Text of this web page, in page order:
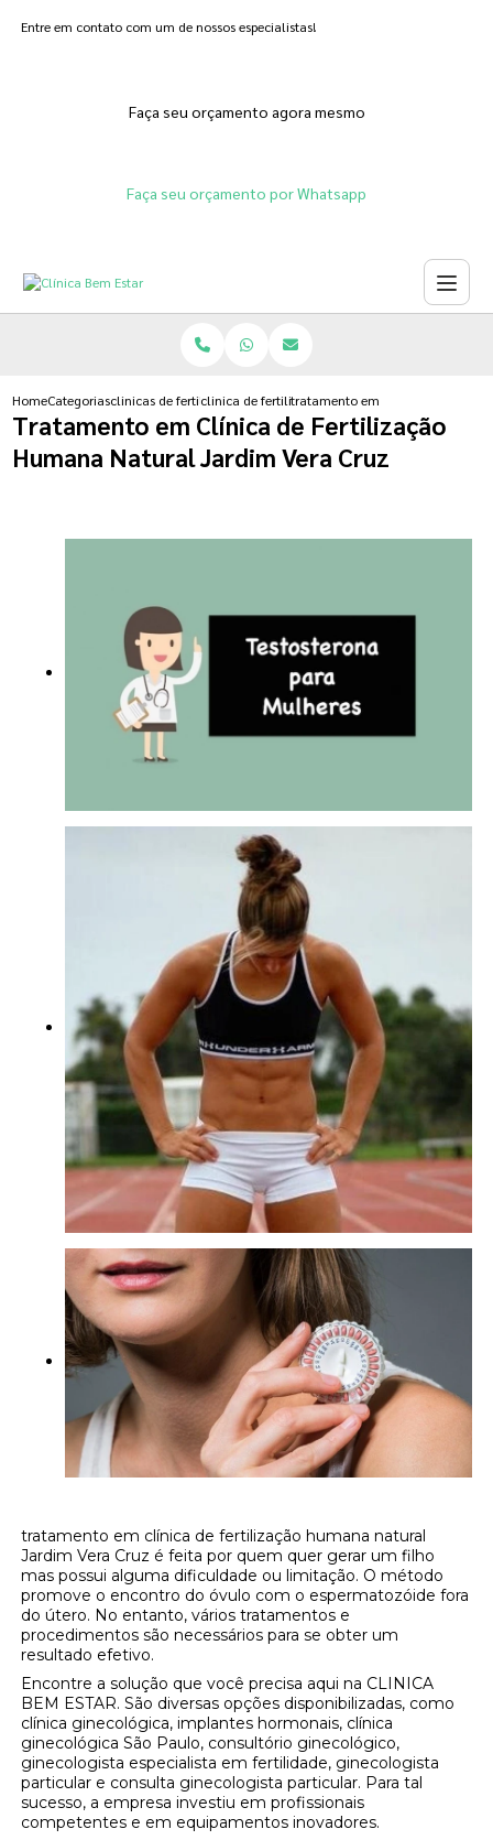
Entre em contato com um de nossos especialistas!
Faça seu orçamento agora mesmo
Faça seu orçamento por Whatsapp
HomeCategoriasclinicas de fertilizacoesclinica de fertilizacao assistida
tratamento em clinica de
Tratamento em Clínica de Fertilização
Humana Natural Jardim Vera Cruz
tratamento em clínica de fertilização humana natural
Jardim Vera Cruz é feita por quem quer gerar um filho
mas possui alguma dificuldade ou limitação. O método
promove o encontro do óvulo com o espermatozóide fora
do útero. No entanto, vários tratamentos e
procedimentos são necessários para se obter um
resultado efetivo.
Encontre a solução que você precisa aqui na CLINICA
BEM ESTAR. São diversas opções disponibilizadas, como
clínica ginecológica, implantes hormonais, clínica
ginecológica São Paulo, consultório ginecológico,
ginecologista especialista em fertilidade, ginecologista
particular e consulta ginecologista particular. Para tal
sucesso, a empresa investiu em profissionais
competentes e em equipamentos inovadores.